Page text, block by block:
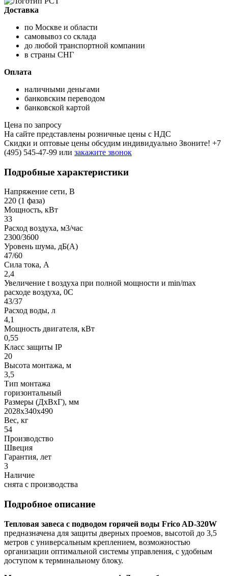
Доставка
по Москве и области
самовывоз со склада
до любой транспортной компании
в страны СНГ
Оплата
наличными деньгами
банковским переводом
банковской картой
Цена по запросу
На сайте представлены розничные цены с НДС
Скидки и оптовые цены обсудим индивидуально Звоните! +7
(495) 545-47-99 или закажите звонок
Подробные характеристики
Напряжение сети, В
220 (1 фаза)
Мощность, кВт
33
Расход воздуха, м3/час
2300/3600
Уровень шума, дБ(A)
47/60
Сила тока, A
2,4
Увеличение t воздуха при полной мощности и min/max
расходе воздуха, 0C
43/37
Расход воды, л
4,1
Мощность двигателя, кВт
0,55
Класс защиты IP
20
Высота монтажа, м
3,5
Тип монтажа
горизонтальный
Размеры (ДхВхГ), мм
2028x340x490
Вес, кг
54
Производство
Швеция
Гарантия, лет
3
Наличие
снята с производства
Подробное описание
Тепловая завеса с подводом горячей воды Frico AD-320W
предназначена для защиты дверных проемов, высотой до 3,5
метров с универсальным креплением, возможностью
организации оптимальной системы управления, с удобным
доступом к терминальному блоку.